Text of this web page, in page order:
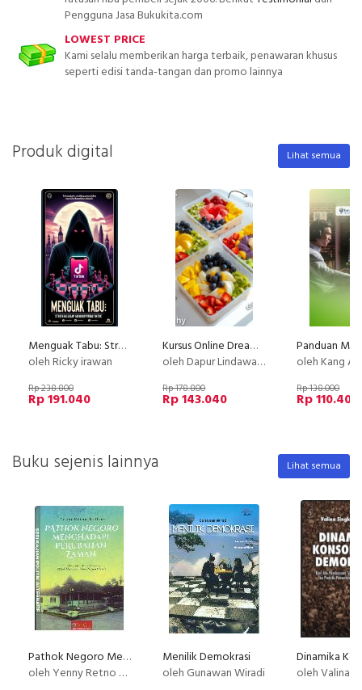
Pengguna Jasa Bukukita.com
LOWEST PRICE
Kami selalu memberikan harga terbaik, penawaran khusus
seperti edisi tanda-tangan dan promo lainnya
Produk digital Lihat semua
Menguak Tabu: Strategi Gelap Mengoptimalkan TikTok Shop
oleh Ricky irawan
Rp 238.800
Rp 191.040
Kursus Online Dreamy Salad Buah Dapur Lindawaty PU
oleh Dapur Lindawaty
Rp 178.800
Rp 143.040
oleh Kang
Rp 138.000
Rp 110.400
Buku sejenis lainnya Lihat semua
Pathok Negoro Menghadapi Perubahan Zaman
oleh Yenny Retno Mallany
Menilik Demokrasi
oleh Gunawan Wiradi
oleh Valina